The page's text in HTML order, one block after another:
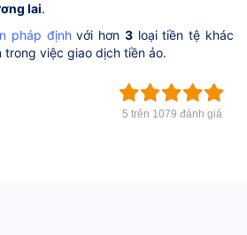
lai.
pháp địnhvới hơn 3loại tiền tệ khác
trong việc giao dịch tiền ảo.
5 trên 1079 đánh giá